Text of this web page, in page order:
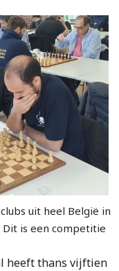
uit heel België in
is een competitie
heeft thans vijftien